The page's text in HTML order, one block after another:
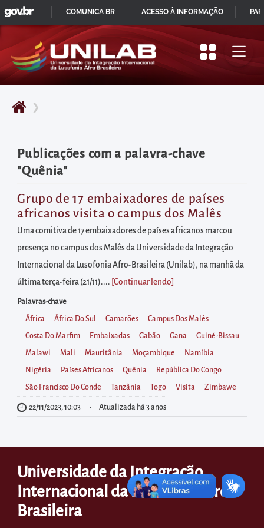
Pular
para
início
do
principal
Acessar
diretamente
o
menu
principal
Acessar
diretamente
à
área
para
realizar
buscas
internas
Acessar
diretamente
as
no
rodapé
❯
Publicações com a palavra-chave
"Quênia"
Grupo de 17 embaixadores de países
africanos visita o campus dos Malês
Uma comitiva de 17 embaixadores de países africanos marcou
presença no campus dos Malês da Universidade da Integração
Internacional da Lusofonia Afro-Brasileira (Unilab), na manhã da
última terça-feira (21/11).... [Continuar lendo
Palavras-chave
África África Do Sul Camarões Campus Dos Malês
Costa Do Marfim Embaixadas Gabão Gana Guiné-Bissau
Malawi Mali Mauritânia Moçambique Namíbia
Nigéria Países Africanos Quênia República Do Congo
São Francisco Do Conde Tanzânia Togo Visita Zimbawe
22/11/2023, 10:03 Atualizada há 3 anos
Universidade da Integração
Internacional da Lusofonia Afro-
Brasileira
IR
PARA
CONTEÚDO
GOVBR
COMUNICA BR ACESSO À INFORMAÇÃO